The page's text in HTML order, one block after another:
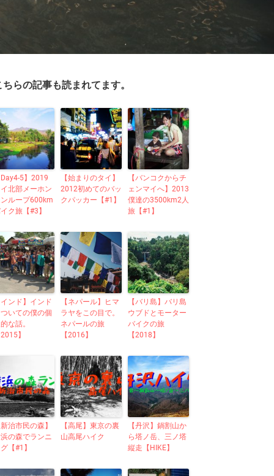
ちらの記事も読まれてます。
5】2019
北部メーホン
ループ600km
ク旅【#3】
【始まりのタイ】
2012初めてのバッ
クパッカー【#1】
【バンコクからチ
ェンマイへ】2013
僕達の3500km2人
旅【#1】
ンド】インド
いての僕の個
な話。
】
【ネパール】ヒマ
ラヤをこの目で。
ネパールの旅
【2016】
【バリ島】バリ島
ウブドとモーター
バイクの旅
【2018】
治市民の森】
の森でランニ
【#1】
【高尾】東京の裏
山高尾ハイク
【丹沢】鍋割山か
ら塔ノ岳、三ノ塔
縦走【HIKE】